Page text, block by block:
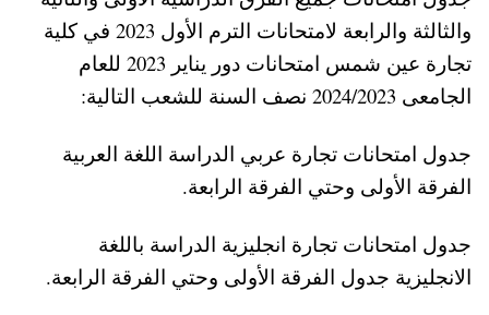
والثالثة والرابعة لامتحانات الترم الأول 2023 في كلية
تجارة عين شمس امتحانات دور يناير 2023 للعام
الجامعى 2024/2023 نصف السنة للشعب التالية:
جدول امتحانات تجارة عربي الدراسة اللغة العربية
الفرقة الأولى وحتي الفرقة الرابعة.
جدول امتحانات تجارة انجليزية الدراسة باللغة
الانجليزية جدول الفرقة الأولى وحتي الفرقة الرابعة.